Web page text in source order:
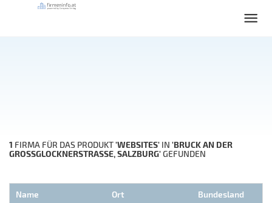
1 FIRMA FÜR DAS PRODUKT'WEBSITES' IN 'BRUCK AN DER
GROSSGLOCKNERSTRASSE, SALZBURG'
GEFUNDEN
Name Ort Bundesland